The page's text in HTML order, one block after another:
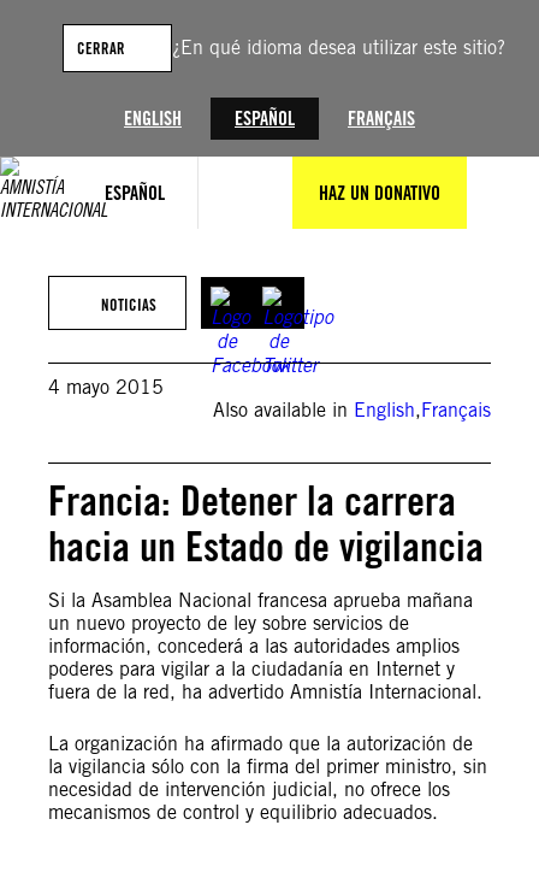
¿En qué idioma desea utilizar este sitio?
ENGLISH ESPAÑOL FRANÇAIS
CERRAR
ESPAÑOL HAZ UN DONATIVO
contenido
NOTICIAS
4 mayo 2015
Also available in English,Français
Francia: Detener la carrera
hacia un Estado de vigilancia
Si la Asamblea Nacional francesa aprueba mañana
un nuevo proyecto de ley sobre servicios de
información, concederá a las autoridades amplios
poderes para vigilar a la ciudadanía en Internet y
fuera de la red, ha advertido Amnistía Internacional.
La organización ha afirmado que la autorización de
la vigilancia sólo con la firma del primer ministro, sin
necesidad de intervención judicial, no ofrece los
mecanismos de control y equilibrio adecuados.